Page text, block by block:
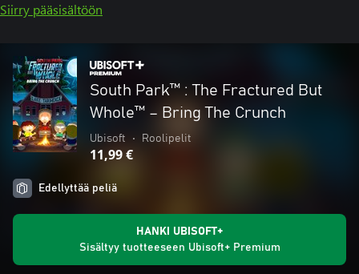
Siirry pääsisältöön
South Park™ : The Fractured But
Whole™ – Bring The Crunch
Ubisoft • Roolipelit
11,99 €
Edellyttää peliä
HANKI UBISOFT+
Sisältyy tuotteeseen Ubisoft+ Premium